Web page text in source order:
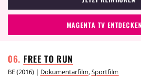
MAGENTA TV ENTDECKEN
FREE TO RUN
BE(2016) | Dokumentarfilm,Sportfilm